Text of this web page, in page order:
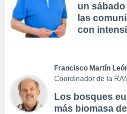
un
las
con
Francisco Martín
Coordinador de la
Los bosques
más biomasa